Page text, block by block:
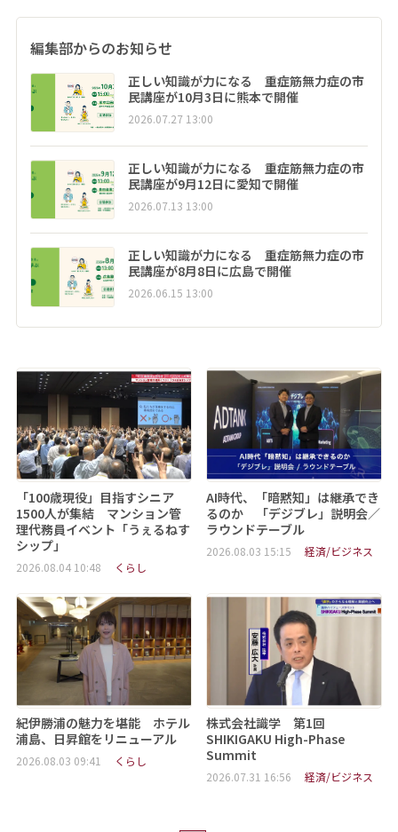
編集部からのお知らせ
正しい知識が力になる 重症筋無力症の市
民講座が10月3日に熊本で開催
2026.07.27 13:00
正しい知識が力になる 重症筋無力症の市
民講座が9月12日に愛知で開催
2026.07.13 13:00
正しい知識が力になる 重症筋無力症の市
民講座が8月8日に広島で開催
2026.06.15 13:00
「100歳現役」目指すシニア
1500人が集結 マンション管
理代務員イベント「うぇるねす
シップ」
2026.08.04 10:48 くらし
AI時代、「暗黙知」は継承でき
るのか 「デジブレ」説明会／
ラウンドテーブル
2026.08.03 15:15 経済/ビジネス
紀伊勝浦の魅力を堪能 ホテル
浦島、日昇館をリニューアル
2026.08.03 09:41 くらし
株式会社識学 第1回
SHIKIGAKU High-Phase
Summit
2026.07.31 16:56 経済/ビジネス